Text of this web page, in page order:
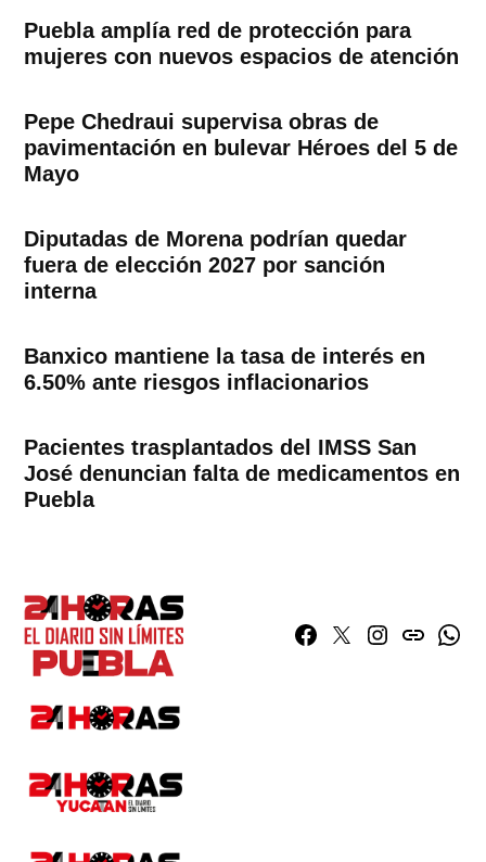
Puebla amplía red de protección para
mujeres con nuevos espacios de atención
Pepe Chedraui supervisa obras de
pavimentación en bulevar Héroes del 5 de
Mayo
Diputadas de Morena podrían quedar
fuera de elección 2027 por sanción
interna
Banxico mantiene la tasa de interés en
6.50% ante riesgos inflacionarios
Pacientes trasplantados del IMSS San
José denuncian falta de medicamentos en
Puebla
Facebook
TwitterInstagram
issuu